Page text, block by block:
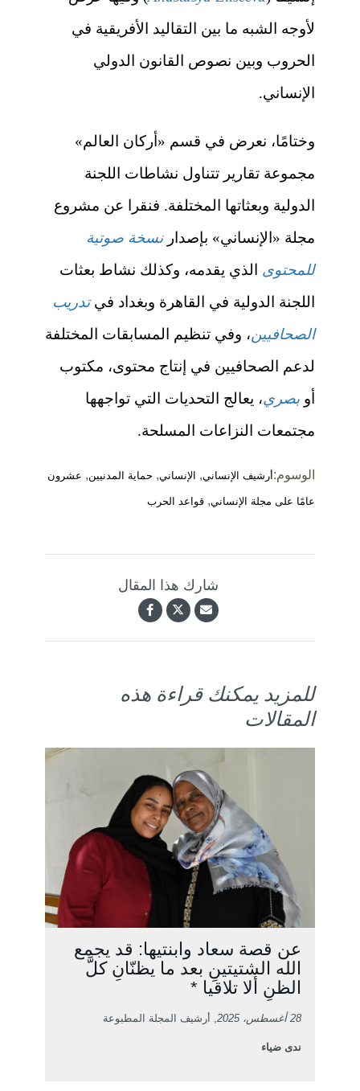
لأوجه الشبه ما بين التقاليد الأفريقية في
الحروب وبين نصوص القانون الدولي
الإنساني.
وختامًا، نعرض في قسم « أركان العالم»
مجموعة تقارير تتناول نشاطات اللجنة
الدولية وبعثاتها المختلفة. فنقرا عن مشروع
مجلة «الإنساني» بإصدارنسخة صوتية
للمحتوى الذي يقدمه، وكذلك نشاط بعثات
اللجنة الدولية في القاهرة وبغداد فيتدريب
الصحافيين، وفي تنظيم المسابقات المختلفة
لدعم الصحافيين في إنتاج محتوى، مكتوب
أو بصري، يعالج التحديات التي تواجهها
مجتمعات النزاعات المسلحة.
الوسوم:أرشيف الإنساني, الإنساني, حماية المدنيين, عشرون
عامًا على مجلة الإنساني, قواعد الحرب
شارك هذا المقال
للمزيد يمكنك قراءة هذه
المقالات
عن قصة سعاد وابنتيها: قد يجمع
الله الشتيتينِ بعد ما يظنّانِ كلَّ
الظنِ ألا تلاقيا *
28 أغسطس، 2025 , أرشيف المجلة المطبوعة
ندى ضياء